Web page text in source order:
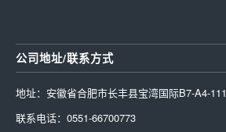
公司地址/联系方式
地址：安徽省合肥市长丰县宝湾国际B7-A4-111
联系电话：0551-66700773